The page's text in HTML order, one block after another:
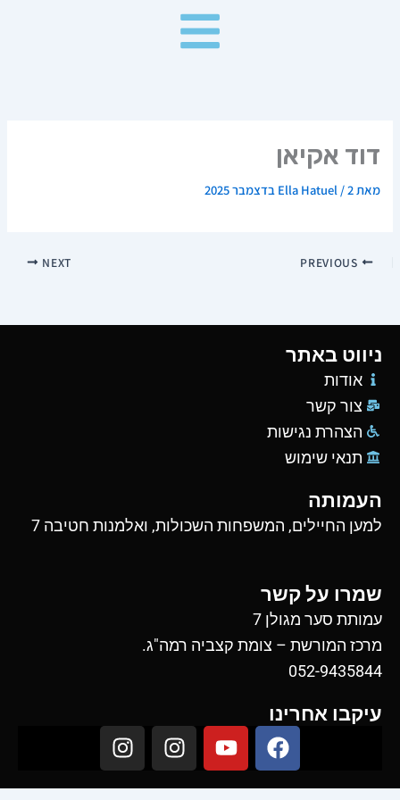
דוד אקיאן
מאת Ella Hatuel /2 בדצמבר 2025
NEXT
ניווט באתר
אודות
צור קשר
הצהרת נגישות
תנאי שימוש
העמותה
למען החיילים, המשפחות השכולות, ואלמנות חטיבה 7
שמרו על קשר
עמותת סער מגולן 7
מרכז המורשת – צומת קצביה רמה"ג.
052-9435844
עיקבו אחרינו
F
a
c
Y
o
u
I
n
s
I
n
s